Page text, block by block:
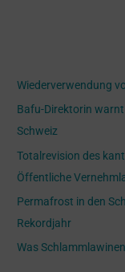
n
n
c
h
:
Wiederverwendung
Bafu-Direktorin
Schweiz
Totalrevision des
Öffentliche
Permafrost in den
Rekordjahr
Was